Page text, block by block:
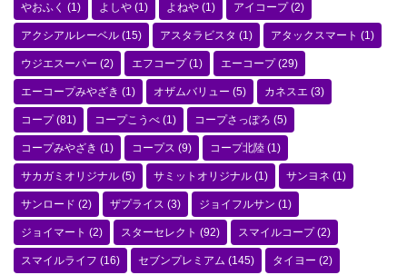
やおふく (1) よしや (1) よねや (1) アイコープ(2)
アクシアルレーベル (15) アスタラビスタ (1) アタックスマート (1)
ウジエスーパー (2) エフコープ(1) エーコープ(29)
エーコープみやざき (1) オザムバリュー (5) カネスエ (3)
コープ(81) コープこうべ (1) コープさっぽろ (5)
コープみやざき (1) コープス (9) コープ北陸 (1)
サカガミオリジナル (5) サミットオリジナル (1) サンヨネ (1)
サンロード (2) ザプライス (3) ジョイフルサン (1)
ジョイマート (2) スターセレクト (92) スマイルコープ(2)
スマイルライフ (16) セブンプレミアム (145) タイヨー (2)